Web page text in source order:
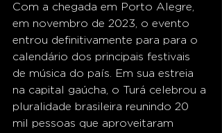
Com a chegada em Porto Alegre,
em novembro de 2023, o evento
entrou definitivamente para para o
calendário dos principais festivais
de música do país. Em sua estreia
na capital gaúcha, o Turá celebrou a
pluralidade brasileira reunindo 20
mil pessoas que aproveitaram